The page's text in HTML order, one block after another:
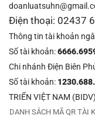
Điện thoại: 02437
Thông tin tài khoản
Số tài khoản:
Chi nhánh Điện Biên
Số tài khoản:
TRIỂN VIỆT NAM
DANH SÁCH MÃ QR TÀI